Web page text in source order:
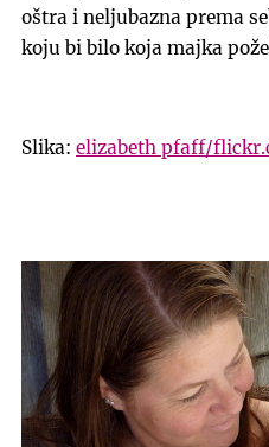
oštra i neljubazna prema
koju bi bilo koja majka
Slika: elizabeth pfaff/